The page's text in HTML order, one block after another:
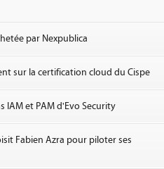
par Nexpublica
sur la certification cloud du Cispe
IAM et PAM d'Evo Security
Fabien Azra pour piloter ses